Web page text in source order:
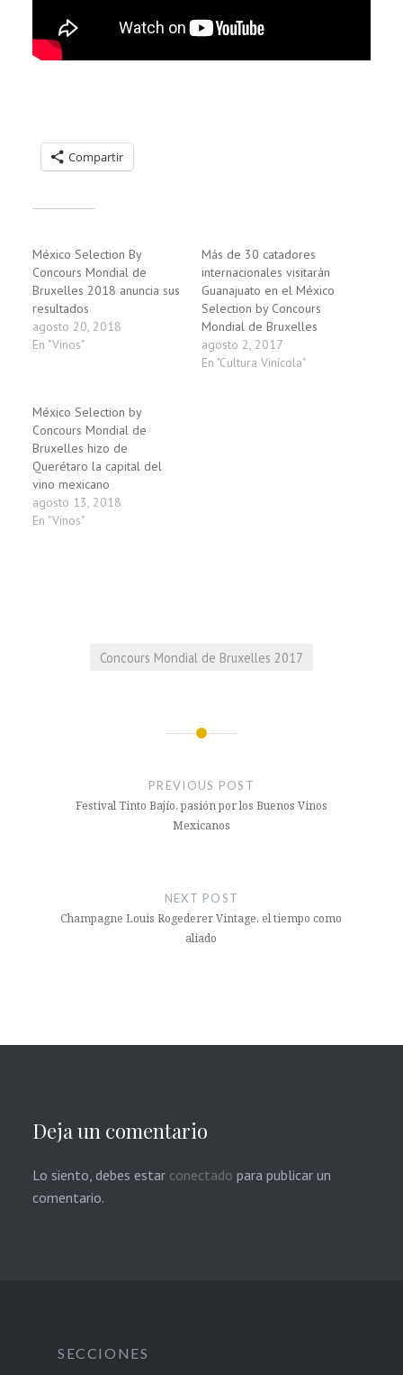
Compartir
México Selection By
Concours Mondial de
Bruxelles 2018 anuncia sus
resultados
agosto 20, 2018
En "Vinos"
Más de 30 catadores
internacionales visitarán
Guanajuato en el México
Selection by Concours
Mondial de Bruxelles
agosto 2, 2017
En "Cultura Vinícola"
México Selection by
Concours Mondial de
Bruxelles hizo de
Querétaro la capital del
vino mexicano
agosto 13, 2018
En "Vinos"
Concours Mondial de Bruxelles 2017
entradas
PREVIOUS POST
Festival Tinto Bajío, pasión por los Buenos Vinos
Mexicanos
NEXT POST
Champagne Louis Rogederer Vintage, el tiempo como
aliado
Deja un comentario
Lo siento, debes estar conectado para publicar un
comentario.
SECCIONES